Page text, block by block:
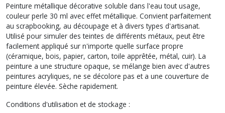
Peinture métallique décorative soluble dans l'eau tout usage,
couleur perle 30 ml avec effet métallique. Convient parfaitement
au scrapbooking, au découpage et à divers types d'artisanat.
Utilisé pour simuler des teintes de différents métaux, peut être
facilement appliqué sur n'importe quelle surface propre
(céramique, bois, papier, carton, toile apprêtée, métal, cuir). La
peinture a une structure opaque, se mélange bien avec d'autres
peintures acryliques, ne se décolore pas et a une couverture de
peinture élevée. Sèche rapidement.
Conditions d'utilisation et de stockage :